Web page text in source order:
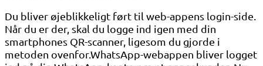
Du bliver øjeblikkeligt ført til web-appens login-side.
Når du er der, skal du logge ind igen med din
smartphones QR-scanner, ligesom du gjorde i
metoden ovenfor.WhatsApp-webappen bliver logget